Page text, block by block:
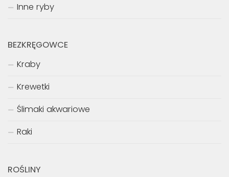
Inne ryby
BEZKRĘGOWCE
Kraby
Krewetki
Ślimaki akwariowe
Raki
ROŚLINY